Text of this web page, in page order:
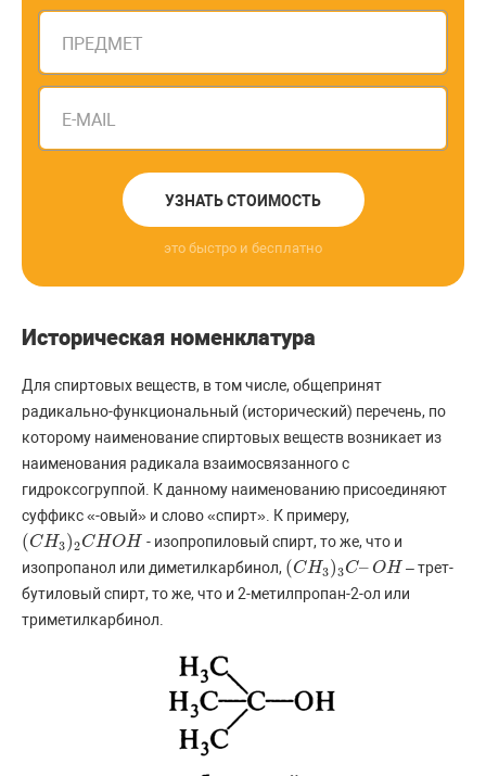
ПРЕДМЕТ
E-MAIL
УЗНАТЬ СТОИМОСТЬ
это быстро и бесплатно
Историческая номенклатура
Для спиртовых веществ, в том числе, общепринят
радикально-функциональный (исторический) перечень, по
которому наименование спиртовых веществ возникает из
наименования радикала взаимосвязанного с
гидроксогруппой. К данному наименованию присоединяют
суффикс «-овый» и слово «спирт». К примеру,
(CH3)2CHOH
(CH3)2CHOH
- изопропиловый спирт, то же, что и
изопропанол или диметилкарбинол, (CH3)3C–OH
(CH3)3C–OH
– трет-
бутиловый спирт, то же, что и 2-метилпропан-2-ол или
триметилкарбинол.